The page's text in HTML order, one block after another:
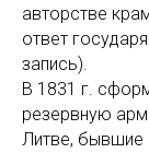
авторстве
ответ
запись).
В 1831 г.
резервную
Литве, бывшие